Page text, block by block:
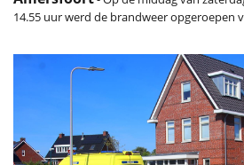
14.55 uur werd de brandweer opgeroepen